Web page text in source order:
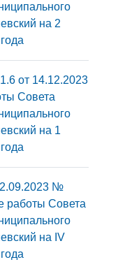
на 2
от 14.12.2023
Совета
на 1
№
работы Совета
на IV